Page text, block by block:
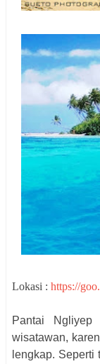
Lokasi : https://
Pantai
wisatawan,
lengkap. Seperti